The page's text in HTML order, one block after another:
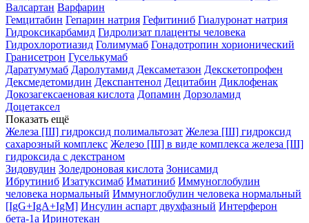
Валсартан Варфарин
Гемцитабин Гепарин натрия Гефитиниб Гиалуронат натрия
Гидроксикарбамид Гидролизат плаценты человека
Гидрохлоротиазид Голимумаб Гонадотропин хорионический
Гранисетрон Гуселькумаб
Даратумумаб Даролутамид Дексаметазон Декскетопрофен
Дексмедетомидин Декспантенол Децитабин Диклофенак
Докозагексаеновая кислота Допамин Дорзоламид
Доцетаксел
Показать ещё
Железа [III] гидроксид полимальтозат Железа [III] гидроксид
сахарозный комплекс Железо [III] в виде комплекса железа [III]
гидроксида с декстраном
Зидовудин Золедроновая кислота Зонисамид
Ибрутиниб Изатуксимаб Иматиниб Иммуноглобулин
человека нормальный Иммуноглобулин человека нормальный
[IgG+IgA+IgM] Инсулин аспарт двухфазный Интерферон
бета-1a Иринотекан